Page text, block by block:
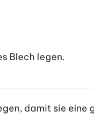
Blech legen.
damit sie eine